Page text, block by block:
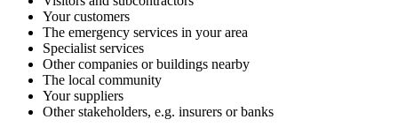
Your customers
The emergency services in your area
Specialist services
Other companies or buildings nearby
The local community
Your suppliers
Other stakeholders, e.g. insurers or banks